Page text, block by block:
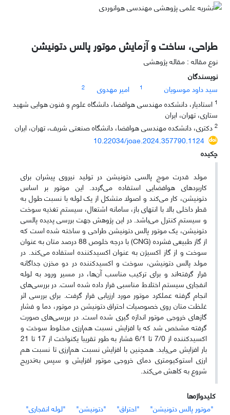
طراحی، ساخت و آزمایش موتور پالس دتونیشن
نوع مقاله : مقاله پژوهشی
نویسندگان
سید داود موسویان
1 امیر مهدوی
2
1 استادیار، دانشکده مهندسی هوافضا، دانشگاه علوم و فنون هوایی شهید
ستاری، تهران، ایران
2 دکتری، دانشکده مهندسی هوافضا، دانشگاه صنعتی شریف، تهران، ایران
10.22034/joae.2024.357790.1124
چکیده
مولد قدرت موج پالسی دتونیشن در تولید نیروی پیشران برای
کاربردهای هوافضایی استفاده می‌گردد. این موتور بر اساس
دتونیشن، کار می‌کند و اصولا متشکل از یک لوله با نسبت طول به
قطر داخلی بالا با انتهای باز، سامانه اشتعال، سیستم تغذیه سوخت
و سیستم کنترل می‌باشد. در این پژوهش جهت بررسی پدیده پالسی
دتونیشن، یک موتور پالس دتونیشن طراحی و ساخته شده است که
از گاز طبیعی فشرده (CNG) با درجه خلوص 88 درصد متان به‌ عنوان
سوخت و از گاز اکسیژن به عنوان اکسیدکننده استفاده می‌کند. در
مولد پالس دتونیشن، سوخت و اکسیدکننده در دو مخزن جداگانه
قرار گرفته‌اند و برای ترکیب مناسب آن‌ها، در مسیر ورود به لوله
انفجاری سیستم اختلاط مناسبی قرار داده شده است. در بررسی‌های
انجام گرفته عملکرد موتور مورد ارزیابی قرار گرفت. برای بررسی اثر
غلظت متان روی خصوصیات احتراق دتونیشن در موتور، دما و فشار
گازهای خروجی موتور اندازه گیری شده است. در بررسی‌های صورت
گرفته مشخص شد که با افزایش نسبت هم‌ارزی مخلوط سوخت و
اکسید‌کننده از 7/0 تا 6/1 فشار به طور تقریبا یکنواخت از 17 تا 21
بار افزایش می‌یابد. همچنین با افزایش نسبت هم‌ارزی تا نسبت هم
ارزی استوکیومتری دمای خروجی موتور افزایش و سپس به‌تدریج
شروع به کاهش می‌کند.
کلیدواژه‌ها
"موتور پالس دتونیشن"
"احتراق" "دتونیشن"
"لوله انفجاری"